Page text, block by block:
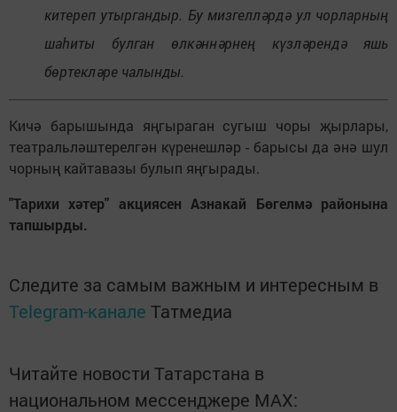
китереп утыргандыр. Бу мизгелләрдә ул чорларның
шаһиты булган өлкәннәрнең күзләрендә яшь
бөртекләре чалынды.
Кичә барышында яңгыраган сугыш чоры җырлары,
театральләштерелгән күренешләр - барысы да әнә шул
чорның кайтавазы булып яңгырады.
"Тарихи хәтер" акциясен Азнакай Бөгелмә районына
тапшырды.
Следите за самым важным и интересным в
Telegram-канале Татмедиа
Читайте новости Татарстана в
национальном мессенджере MАХ: